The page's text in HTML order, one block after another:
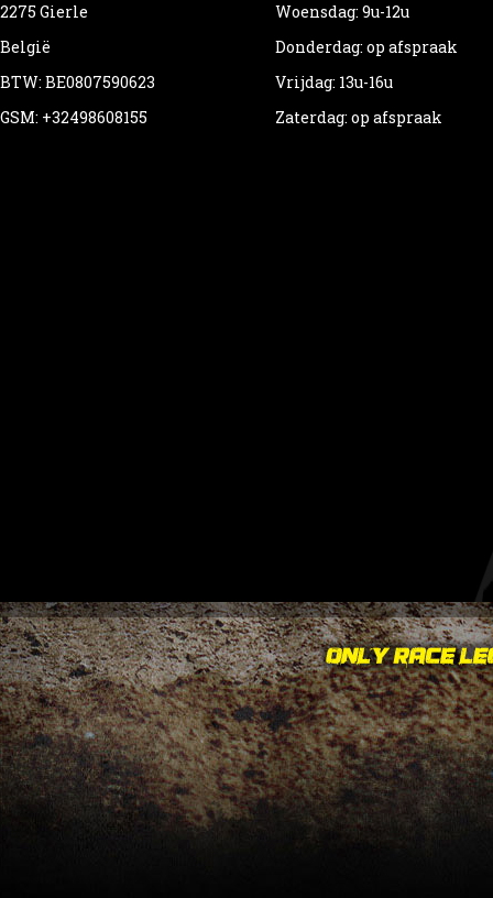
2275 Gierle
België
BTW: BE0807590623
GSM: +32498608155
Woensdag: 9u-12u
Donderdag: op afspraak
Vrijdag: 13u-16u
Zaterdag: op afspraak